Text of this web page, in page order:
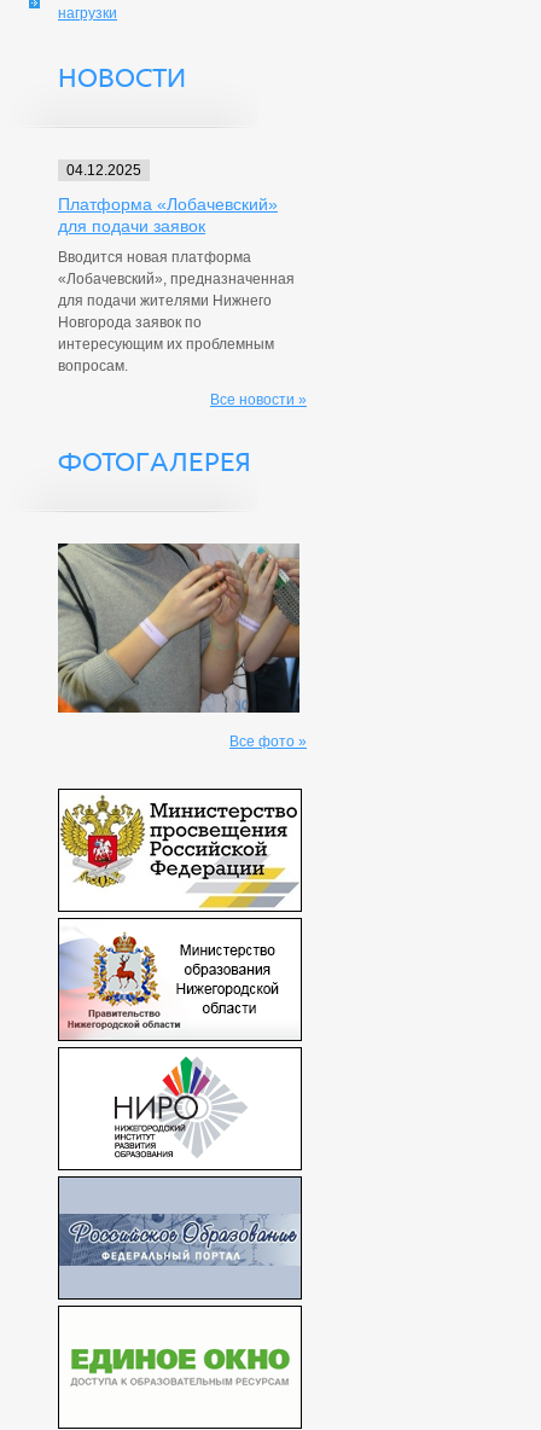
нагрузки
НОВОСТИ
04.12.2025
Платформа «Лобачевский»
для подачи заявок
Вводится новая платформа
«Лобачевский», предназначенная
для подачи жителями Нижнего
Новгорода заявок по
интересующим их проблемным
вопросам.
Все новости »
ФОТОГАЛЕРЕЯ
Все фото »